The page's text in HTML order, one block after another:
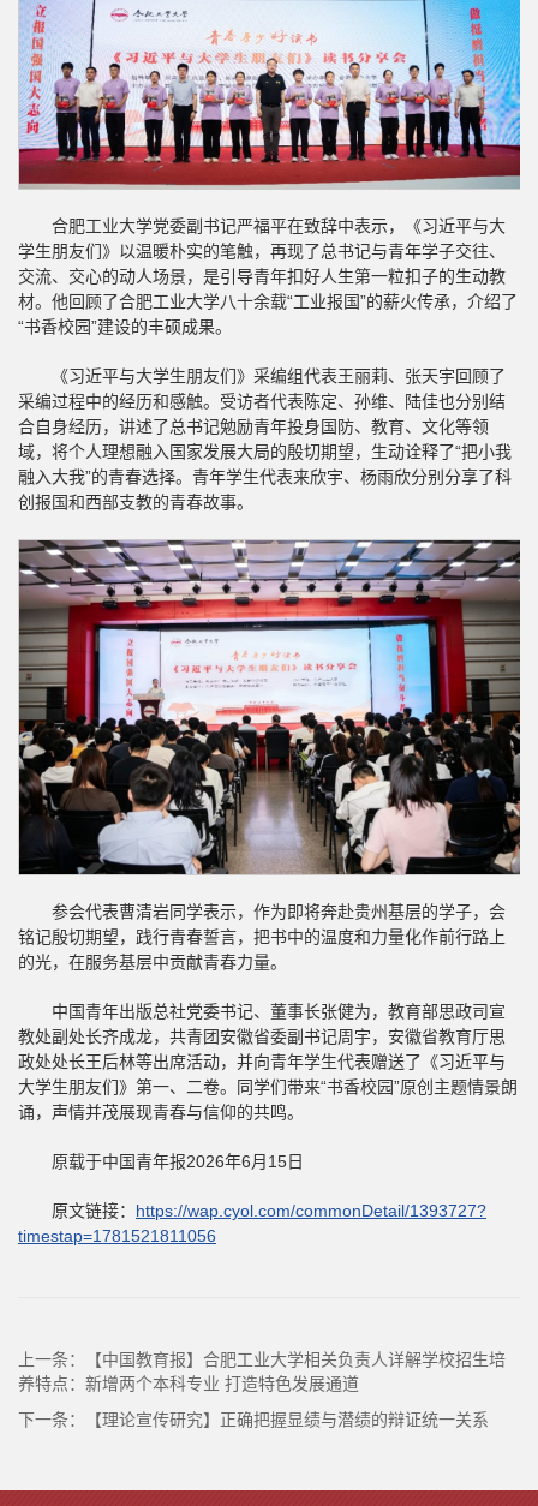
合肥工业大学党委副书记严福平在致辞中表示，《习近平与大
学生朋友们》以温暖朴实的笔触，再现了总书记与青年学子交往、
交流、交心的动人场景，是引导青年扣好人生第一粒扣子的生动教
材。他回顾了合肥工业大学八十余载“工业报国”的薪火传承，介绍了
“书香校园”建设的丰硕成果。
《习近平与大学生朋友们》采编组代表王丽莉、张天宇回顾了
采编过程中的经历和感触。受访者代表陈定、孙维、陆佳也分别结
合自身经历，讲述了总书记勉励青年投身国防、教育、文化等领
域，将个人理想融入国家发展大局的殷切期望，生动诠释了“把小我
融入大我”的青春选择。青年学生代表来欣宇、杨雨欣分别分享了科
创报国和西部支教的青春故事。
参会代表曹清岩同学表示，作为即将奔赴贵州基层的学子，会
铭记殷切期望，践行青春誓言，把书中的温度和力量化作前行路上
的光，在服务基层中贡献青春力量。
中国青年出版总社党委书记、董事长张健为，教育部思政司宣
教处副处长齐成龙，共青团安徽省委副书记周宇，安徽省教育厅思
政处处长王后林等出席活动，并向青年学生代表赠送了《习近平与
大学生朋友们》第一、二卷。同学们带来“书香校园”原创主题情景朗
诵，声情并茂展现青春与信仰的共鸣。
原载于中国青年报2026年6月15日
原文链接： https://wap.cyol.com/commonDetail/1393727?
timestap=1781521811056
上一条：
【中国教育报】合肥工业大学相关负责人详解学校招生培
养特点：新增两个本科专业 打造特色发展通道
下一条：
【理论宣传研究】正确把握显绩与潜绩的辩证统一关系